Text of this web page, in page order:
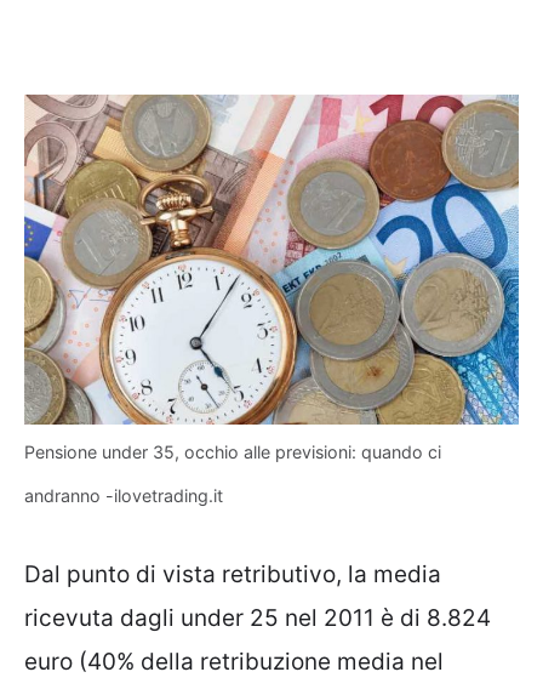
Pensione under 35, occhio alle previsioni: quando ci
andranno -ilovetrading.it
Dal punto di vista retributivo, la media
ricevuta dagli under 25 nel 2011 è di 8.824
euro (40% della retribuzione media nel